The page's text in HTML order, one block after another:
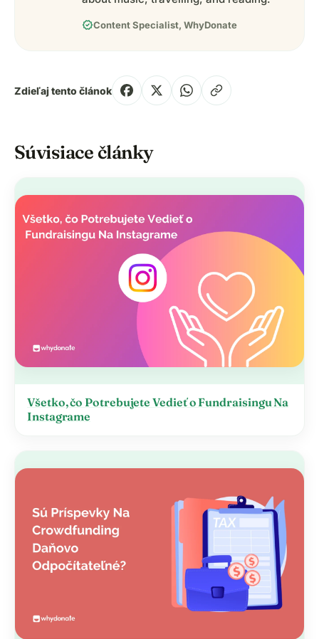
verifiedContent Specialist, WhyDonate
Zdieľaj tento článok
Súvisiace články
Všetko, čo Potrebujete Vedieť o Fundraisingu Na
Instagrame